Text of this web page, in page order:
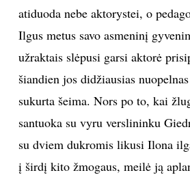
MUZIKA
TEATRAS
SPORTAS
FOTOGRAFIJA
MENAS
atiduoda nebe aktorystei, o
Ilgus metus savo asmeninį
užraktais slėpusi garsi aktorė
šiandien jos didžiausias
sukurta šeima. Nors po to, kai
santuoka su vyru verslininku
su dviem dukromis likusi Ilona
į širdį kito žmogaus, meilė ją